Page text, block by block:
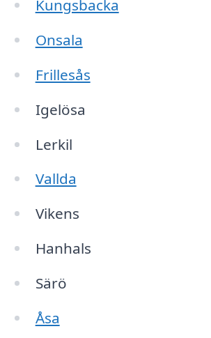
Kungsbacka
Onsala
Frillesås
Igelösa
Lerkil
Vallda
Vikens
Hanhals
Särö
Åsa